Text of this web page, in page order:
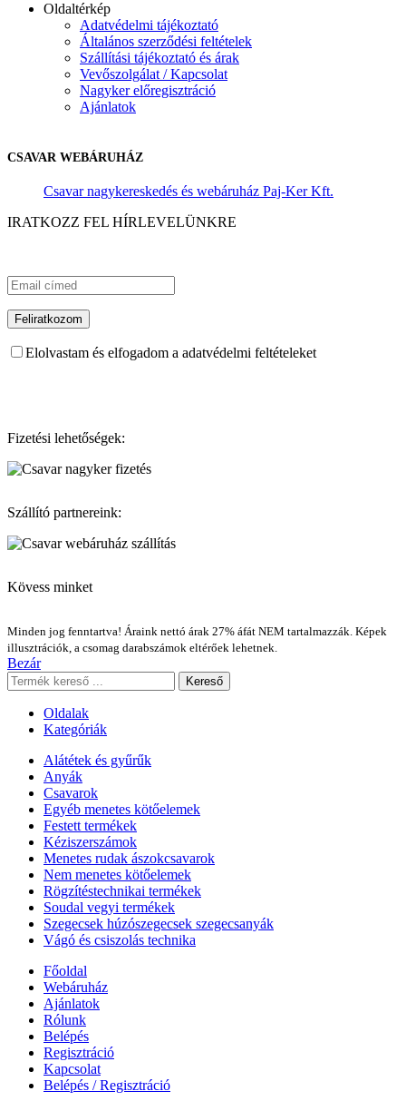
Oldaltérkép
Adatvédelmi tájékoztató
Általános szerződési feltételek
Szállítási tájékoztató és árak
Vevőszolgálat / Kapcsolat
Nagyker előregisztráció
Ajánlatok
CSAVAR WEBÁRUHÁZ
Csavar nagykereskedés és webáruház Paj-Ker Kft.
IRATKOZZ FEL HÍRLEVELÜNKRE
Elolvastam és elfogadom a adatvédelmi feltételeket
Fizetési lehetőségek:
Szállító partnereink:
Kövess minket
Minden jog fenntartva! Áraink nettó árak 27% áfát NEM tartalmazzák. Képek
illusztrációk, a csomag darabszámok eltérőek lehetnek.
Bezár
Kereső
Oldalak
Kategóriák
Alátétek és gyűrűk
Anyák
Csavarok
Egyéb menetes kötőelemek
Festett termékek
Kéziszerszámok
Menetes rudak ászokcsavarok
Nem menetes kötőelemek
Rögzítéstechnikai termékek
Soudal vegyi termékek
Szegecsek húzószegecsek szegecsanyák
Vágó és csiszolás technika
Főoldal
Webáruház
Ajánlatok
Rólunk
Belépés
Regisztráció
Kapcsolat
Belépés / Regisztráció